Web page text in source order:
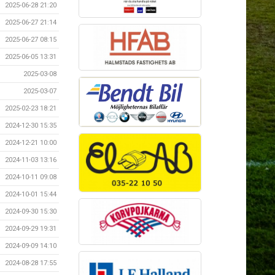
2025-06-28 21:20
2025-06-27 21:14
2025-06-27 08:15
2025-06-05 13:31
2025-03-08
2025-03-07
2025-02-23 18:21
2024-12-30 15:35
2024-12-21 10:00
2024-11-03 13:16
2024-10-11 09:08
2024-10-01 15:44
2024-09-30 15:30
2024-09-29 19:31
2024-09-09 14:10
2024-08-28 17:55